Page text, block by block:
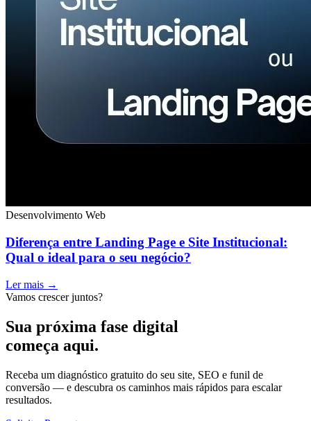
Desenvolvimento Web
Diferença entre Landing Page e Site Institucional:
Qual o ideal para o seu negócio?
Ler mais →
Vamos crescer juntos?
Sua próxima fase digital
começa aqui.
Receba um diagnóstico gratuito do seu site, SEO e funil de
conversão — e descubra os caminhos mais rápidos para escalar
resultados.